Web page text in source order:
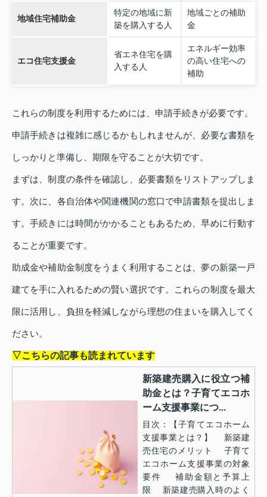
地域住宅補助金
特定の地域に新
築を購入する人
地域ごとの補助
金
エコ住宅支援金
省エネ住宅を購
入する人
エネルギー効率
の高い住宅への
補助
これらの制度を利用するためには、申請手続きが必要です。
申請手続きは複雑に感じるかもしれませんが、必要な書類を
しっかりと準備し、期限を守ることが大切です。
まずは、制度の条件を確認し、必要書類をリストアップしま
す。次に、各自治体や関連機関の窓口で申請書類を提出しま
す。手続きには時間がかかることもあるため、早めに行動す
ることが重要です。
助成金や補助金制度をうまく利用することは、夢の新築一戸
建てを手に入れるための賢い選択です。これらの制度を最大
限に活用し、負担を軽減しながら理想の住まいを購入してく
ださい。
▽こちらの記事も読まれています
新築建売購入に役立つ補
助金とは？子育てエコホ
ーム支援事業につ...
目次：【子育てエコホーム
支援事業とは？】 新築建
売住宅のメリット 子育て
エコホーム支援事業の対象
要件 補助金額と予算上
限 新築建売購入時のよく